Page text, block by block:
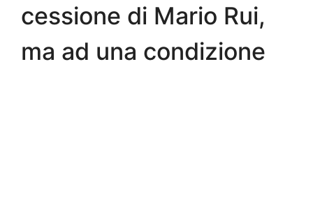
cessione di Mario Rui,
ma ad una condizione